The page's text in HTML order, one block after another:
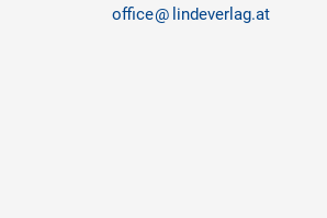
office
lindeverlag.at